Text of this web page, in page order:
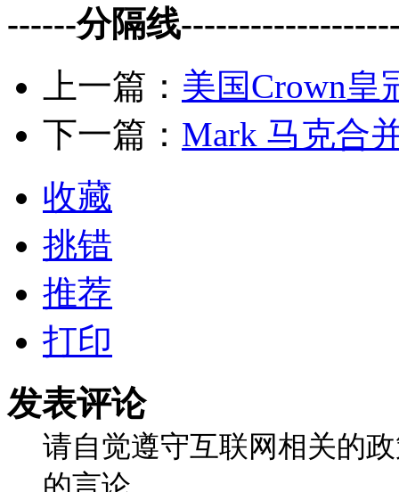
------分隔线
上一篇： 美国Crown皇
下一篇： Mark 马克合
收藏
挑错
推荐
打印
发表评论
请自觉遵守互联网相关的